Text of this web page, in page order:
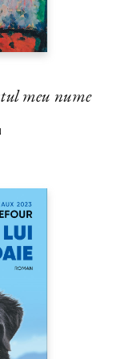
meu nume